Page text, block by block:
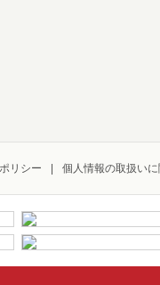
リシー 個人情報の取扱い